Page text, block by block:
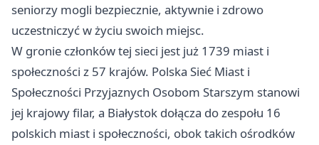
seniorzy mogli bezpiecznie, aktywnie i zdrowo
uczestniczyć w życiu swoich miejsc.
W gronie członków tej sieci jest już 1739 miast i
społeczności z 57 krajów. Polska Sieć Miast i
Społeczności Przyjaznych Osobom Starszym stanowi
jej krajowy filar, a Białystok dołącza do zespołu 16
polskich miast i społeczności, obok takich ośrodków